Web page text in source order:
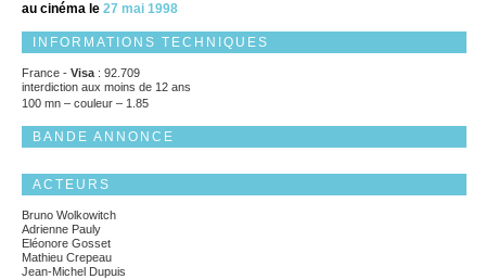
au cinéma le 27 mai 1998
INFORMATIONS TECHNIQUES
France - Visa : 92.709
interdiction aux moins de 12 ans
100 mn – couleur – 1.85
BANDE ANNONCE
ACTEURS
Bruno Wolkowitch
Adrienne Pauly
Eléonore Gosset
Mathieu Crepeau
Jean-Michel Dupuis